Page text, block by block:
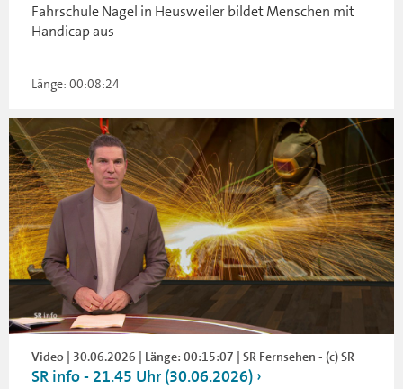
Fahrschule Nagel in Heusweiler bildet Menschen mit
Handicap aus
Länge: 00:08:24
Video | 30.06.2026 | Länge: 00:15:07 | SR Fernsehen - (c) SR
SR info - 21.45 Uhr (30.06.2026)